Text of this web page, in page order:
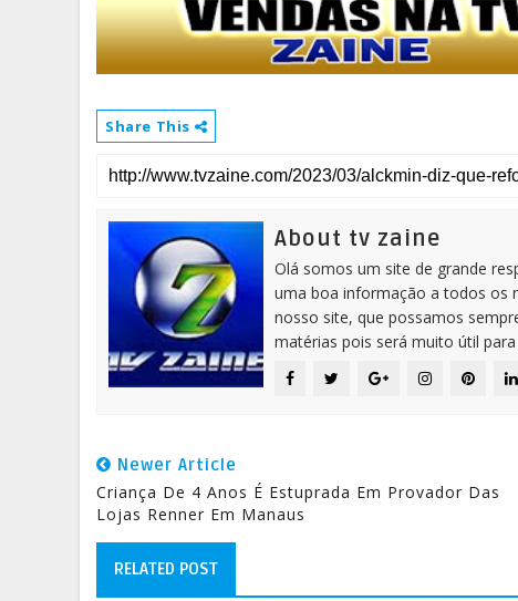
Share This
About tv zaine
Olá somos um site de grande
uma boa informação a todos os
nosso site, que possamos
matérias pois será muito útil
Newer Article
Criança De 4 Anos É Estuprada Em Provador Das
Lojas Renner Em Manaus
RELATED POST